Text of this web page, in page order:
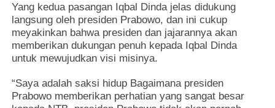
Yang kedua pasangan Iqbal Dinda jelas didukung
langsung oleh presiden Prabowo, dan ini cukup
meyakinkan bahwa presiden dan jajarannya akan
memberikan dukungan penuh kepada Iqbal Dinda
untuk mewujudkan visi misinya.
“Saya adalah saksi hidup Bagaimana presiden
Prabowo memberikan perhatian yang sangat besar